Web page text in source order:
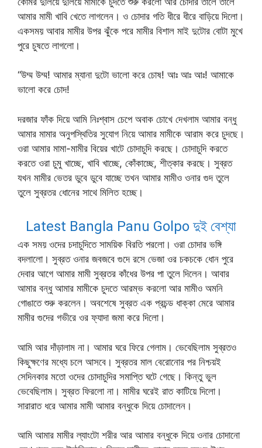
আমার মামী খাবি খেতে লাগলেন। ও চোদার গতি ধীরে ধীরে বাড়িয়ে দিলো।
একসময় আবার মামীর উপর ঝুঁকে পরে মামীর বিশাল মাই দুটোর বোটা মুখে
পুরে চুষতে লাগলো।
“উম্ম উম্ম! আমার ম্যানা দুটো ভালো করে চোষ! আঃ আঃ আঃ! আমাকে
ভালো করে চোদ!
দরজার ফাঁক দিয়ে আমি নিঃশ্বাস চেপে অবাক চোখে দেখলাম আমার বন্ধু
আমার মামার অনুপস্থিতির সুযোগ নিয়ে আমার মামীকে আরাম করে চুদছে।
ওরা আমার মামা-মামীর বিয়ের খাটে চোদাচুদি করছে। চোদাচুদি করতে
করতে ওরা চুমু খাচ্ছে, খাবি খাচ্ছে, কোঁকাচ্ছে, শীত্কার করছে। সুব্রত
যখন মামীর ভেতর ডুবে ডুবে যাচ্ছে তখন আমার মামীও ওনার গুদ তুলে
তুলে সুব্রতর ধোনের সাথে মিলিত হচ্ছে।
Latest Bangla Panu Golpo দুই বেশ্যা
এক সময় ওদের চদাচুদিতে সাময়িক বিরতি পরলো। ওরা চোদার ভঙ্গি
বদলালো। সুব্রত ওনার জবজবে গুদে রসে ভেজা ওর চকচকে ধোন পুরে
দেবার আগে আমার মামী সুব্রতর কাঁধের উপর পা তুলে দিলেন। আবার
আমার বন্ধু আমার মামীকে চুদতে আরম্ভ করলো আর মামীও অমনি
গোঙাতে শুরু করলেন। অবশেষে সুব্রত এক প্রচন্ড ধাক্কা মেরে আমার
মামীর গুদের গভীরে ওর ফ্যাদা জমা করে দিলো।
আমি আর দাঁড়ালাম না। আমার ঘরে ফিরে গেলাম। ভেবেছিলাম সুব্রতও
কিছুক্ষণের মধ্যে চলে আসবে। সুব্রতর মাল বেরোনোর পর নিশ্চয়ই
সেদিনকার মতো ওদের চোদাচুদির সমাপ্তি ঘটে গেছে। কিন্তু ভুল
ভেবেছিলাম। সুব্রত ফিরলো না। মামীর ঘরেই রাত কাটিয়ে দিলো।
সারারাত ধরে আমার মামী আমার বন্ধুকে দিয়ে চোদালেন।
আমি আমার মামীর ল্যাংটো শরীর আর আমার বন্ধুকে দিয়ে ওনার চোদানো